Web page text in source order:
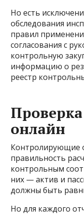
Но есть
обследования
правил
согласования с
контрольную
информацию о
реестр
онлайн
Контролирующие
правильность
контрольным
них — актив и
должны быть
Но для каждого